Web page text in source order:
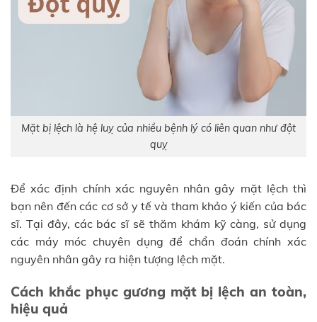
Mặt bị lệch là hệ luỵ của nhiều bệnh lý có liên quan như đột
quỵ
Để xác định chính xác nguyên nhân gây mặt lệch thì
bạn nên đến các cơ sở y tế và tham khảo ý kiến của bác
sĩ. Tại đây, các bác sĩ sẽ thăm khám kỹ càng, sử dụng
các máy móc chuyên dụng để chẩn đoán chính xác
nguyên nhân gây ra hiện tượng lệch mặt.
Cách khắc phục gương mặt bị lệch an toàn,
hiệu quả